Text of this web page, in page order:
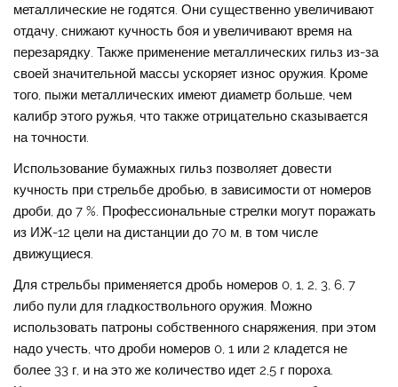
металлические не годятся. Они существенно увеличивают
отдачу, снижают кучность боя и увеличивают время на
перезарядку. Также применение металлических гильз из-за
своей значительной массы ускоряет износ оружия. Кроме
того, пыжи металлических имеют диаметр больше, чем
калибр этого ружья, что также отрицательно сказывается
на точности.
Использование бумажных гильз позволяет довести
кучность при стрельбе дробью, в зависимости от номеров
дроби, до 7 %. Профессиональные стрелки могут поражать
из ИЖ-12 цели на дистанции до 70 м, в том числе
движущиеся.
Для стрельбы применяется дробь номеров 0, 1, 2, 3, 6, 7
либо пули для гладкоствольного оружия. Можно
использовать патроны собственного снаряжения, при этом
надо учесть, что дроби номеров 0, 1 или 2 кладется не
более 33 г, и на это же количество идет 2,5 г пороха.